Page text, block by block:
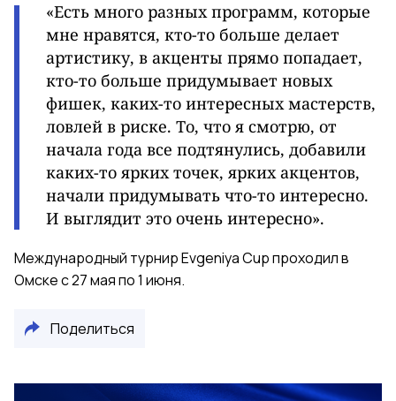
«Есть много разных программ, которые
мне нравятся, кто-то больше делает
артистику, в акценты прямо попадает,
кто-то больше придумывает новых
фишек, каких-то интересных мастерств,
ловлей в риске. То, что я смотрю, от
начала года все подтянулись, добавили
каких-то ярких точек, ярких акцентов,
начали придумывать что-то интересно.
И выглядит это очень интересно».
Международный турнир Evgeniya Cup проходил в
Омске с 27 мая по 1 июня.
Поделиться